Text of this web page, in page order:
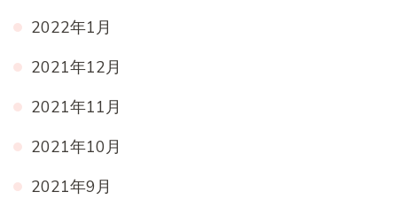
2022年1月
2021年12月
2021年11月
2021年10月
2021年9月